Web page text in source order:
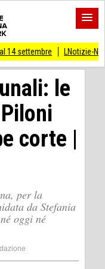
LNotizie-Notte di San
le
corte |
per la
da Stefania
oggi né